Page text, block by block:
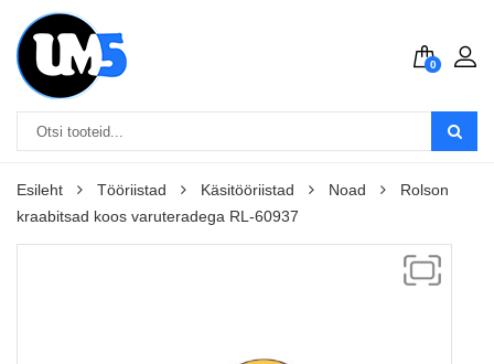
0
Esileht Tööriistad Käsitööriistad Noad
Rolson
kraabitsad koos varuteradega RL-60937